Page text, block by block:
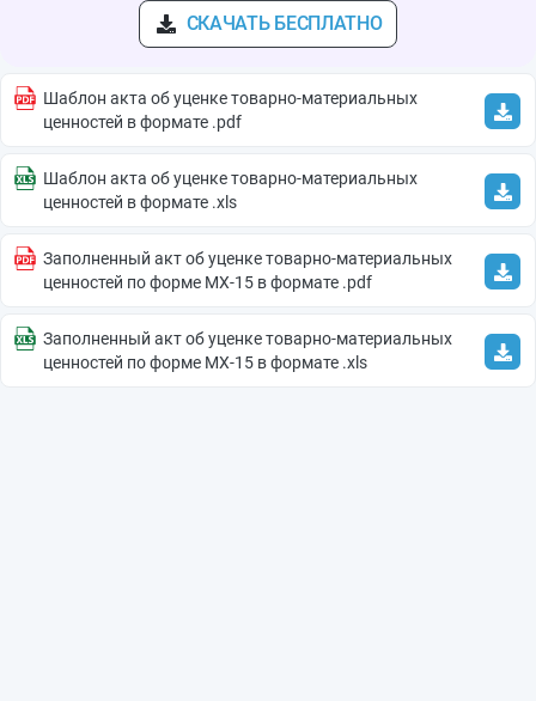
СКАЧАТЬ БЕСПЛАТНО
Шаблон акта об уценке товарно-материальных
ценностей в формате .pdf
Шаблон акта об уценке товарно-материальных
ценностей в формате .xls
Заполненный акт об уценке товарно-материальных
ценностей по форме МХ-15 в формате .pdf
Заполненный акт об уценке товарно-материальных
ценностей по форме МХ-15 в формате .xls